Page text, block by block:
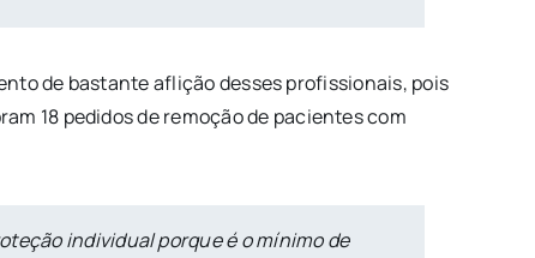
de bastante aflição desses profissionais, pois
18 pedidos de remoção de pacientes com
individual porque é o mínimo de